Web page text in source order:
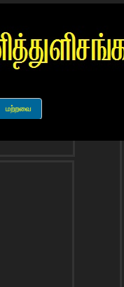
மற்றவை